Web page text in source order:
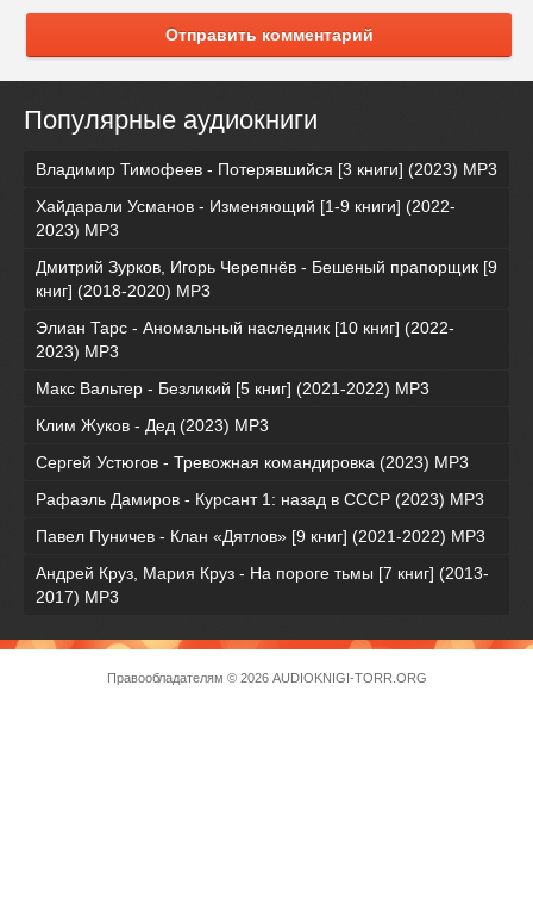
Отправить комментарий
Популярные аудиокниги
Владимир Тимофеев - Потерявшийся [3 книги] (2023) МР3
Хайдарали Усманов - Изменяющий [1-9 книги] (2022-
2023) МР3
Дмитрий Зурков, Игорь Черепнёв - Бешеный прапорщик [9
книг] (2018-2020) МР3
Элиан Тарс - Аномальный наследник [10 книг] (2022-
2023) MP3
Макс Вальтер - Безликий [5 книг] (2021-2022) МР3
Клим Жуков - Дед (2023) MP3
Сергей Устюгов - Тревожная командировка (2023) МР3
Рафаэль Дамиров - Курсант 1: назад в СССР (2023) МР3
Павел Пуничев - Клан «Дятлов» [9 книг] (2021-2022) MP3
Андрей Круз, Мария Круз - На пороге тьмы [7 книг] (2013-
2017) МР3
Правообладателям © 2026 AUDIOKNIGI-TORR.ORG